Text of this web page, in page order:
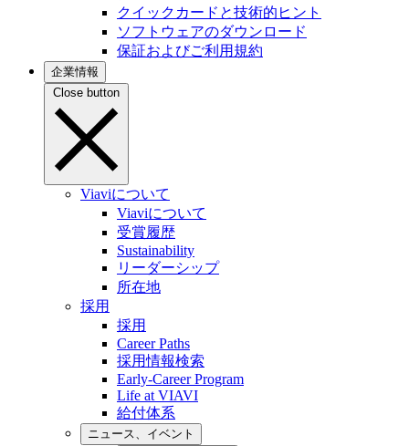
クイックカードと技術的ヒント
ソフトウェアのダウンロード
保証およびご利用規約
企業情報
Close button
Viaviについて
Viaviについて
受賞履歴
Sustainability
リーダーシップ
所在地
採用
採用
Career Paths
採用情報検索
Early-Career Program
Life at VIAVI
給付体系
ニュース、イベント